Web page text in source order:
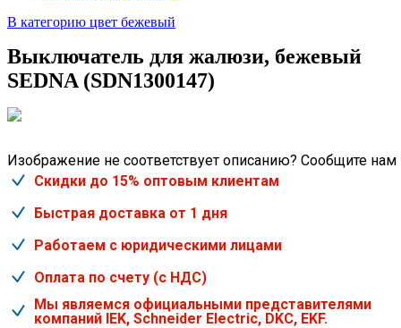
В категорию цвет бежевый
Выключатель для жалюзи, бежевый
SEDNA (SDN1300147)
Изображение не соответствует описанию? Сообщите нам
Скидки до 15% оптовым клиентам
Быстрая доставка от 1 дня
Работаем с юридическими лицами
Оплата по счету (с НДС)
Мы являемся официальными представителями
компаний IEK, Schneider Electric, DKC, EKF.